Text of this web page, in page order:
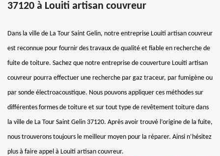
37120 à Louiti artisan couvreur
Dans la ville de La Tour Saint Gelin, notre entreprise Louiti artisan couvreur
est reconnue pour fournir des travaux de qualité et fiable en recherche de
fuite de toiture. Sachez que notre entreprise de couverture Louiti artisan
couvreur pourra effectuer une recherche par gaz traceur, par fumigène ou
par sonde électroacoustique. Nous pouvons appliquer ces méthodes sur
différentes formes de toiture et sur tout type de revêtement toiture dans
la ville de La Tour Saint Gelin 37120. Après avoir trouvé l’origine de la fuite,
nous trouverons toujours le meilleur moyen pour la réparer. Ainsi n’hésitez
plus à faire appel à Louiti artisan couvreur.